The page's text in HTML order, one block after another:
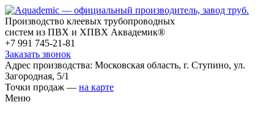
Производство клеевых трубопроводных
систем из ПВХ и ХПВХ Аквадемик®
+7 991 745-21-81
Заказать звонок
Адрес производства: Московская область, г. Ступино, ул.
Загородная, 5/1
Точки продаж — на карте
Меню